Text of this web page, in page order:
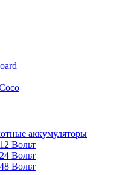
аккумуляторы
Вольт
Вольт
Вольт